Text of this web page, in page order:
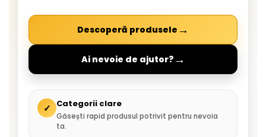
Descoperă produsele →
Ai nevoie de ajutor? →
✓ Categorii clare
Găsești rapid produsul potrivit pentru nevoia
ta.